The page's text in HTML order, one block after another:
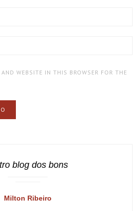
WEBSITE IN THIS BROWSER FOR THE
blog dos bons
Milton Ribeiro